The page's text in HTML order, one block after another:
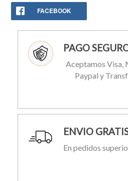
FACEBOOK
PAGO
Aceptamos Visa,
Paypal y
ENVIO
En pedidos